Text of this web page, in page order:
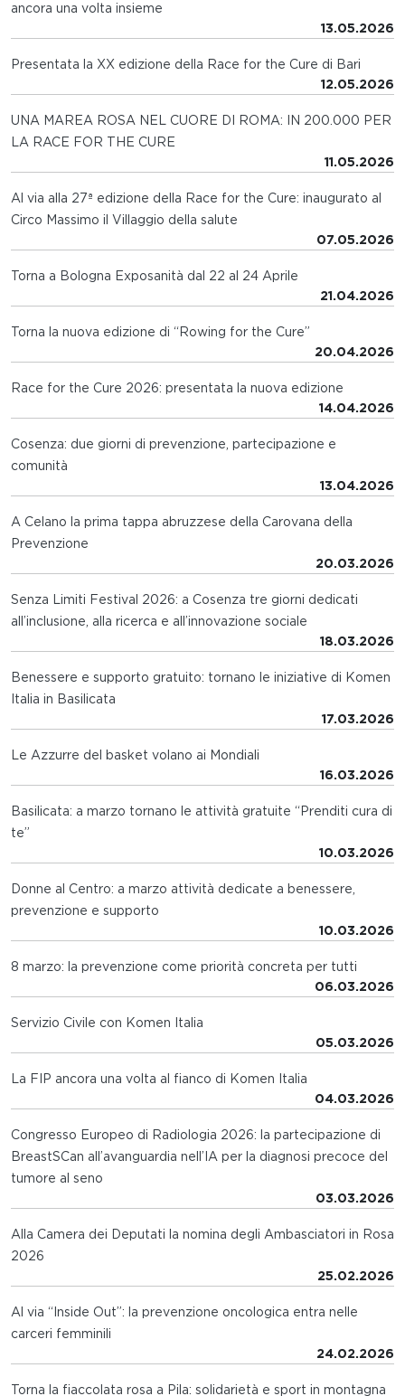
ancora una volta insieme
13.05.2026
Presentata la XX edizione della Race for the Cure di Bari
12.05.2026
UNA MAREA ROSA NEL CUORE DI ROMA: IN 200.000 PER
LA RACE FOR THE CURE
11.05.2026
Al via alla 27ª edizione della Race for the Cure: inaugurato al
Circo Massimo il Villaggio della salute
07.05.2026
Torna a Bologna Exposanità dal 22 al 24 Aprile
21.04.2026
Torna la nuova edizione di “Rowing for the Cure”
20.04.2026
Race for the Cure 2026: presentata la nuova edizione
14.04.2026
Cosenza: due giorni di prevenzione, partecipazione e
comunità
13.04.2026
A Celano la prima tappa abruzzese della Carovana della
Prevenzione
20.03.2026
Senza Limiti Festival 2026: a Cosenza tre giorni dedicati
all’inclusione, alla ricerca e all’innovazione sociale
18.03.2026
Benessere e supporto gratuito: tornano le iniziative di Komen
Italia in Basilicata
17.03.2026
Le Azzurre del basket volano ai Mondiali
16.03.2026
Basilicata: a marzo tornano le attività gratuite “Prenditi cura di
te”
10.03.2026
Donne al Centro: a marzo attività dedicate a benessere,
prevenzione e supporto
10.03.2026
8 marzo: la prevenzione come priorità concreta per tutti
06.03.2026
Servizio Civile con Komen Italia
05.03.2026
La FIP ancora una volta al fianco di Komen Italia
04.03.2026
Congresso Europeo di Radiologia 2026: la partecipazione di
BreastSCan all’avanguardia nell’IA per la diagnosi precoce del
tumore al seno
03.03.2026
Alla Camera dei Deputati la nomina degli Ambasciatori in Rosa
2026
25.02.2026
Al via “Inside Out”: la prevenzione oncologica entra nelle
carceri femminili
24.02.2026
Torna la fiaccolata rosa a Pila: solidarietà e sport in montagna